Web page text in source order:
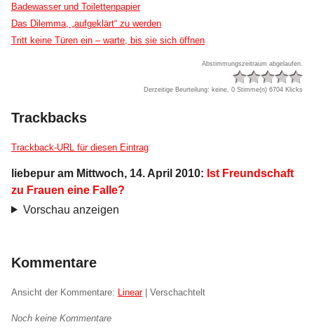
Badewasser und Toilettenpapier
Das Dilemma, „aufgeklärt“ zu werden
Tritt keine Türen ein – warte, bis sie sich öffnen
Abstimmungszeitraum abgelaufen.
Derzeitige Beurteilung: keine, 0 Stimme(n) 6704 Klicks
Trackbacks
Trackback-URL für diesen Eintrag
liebepur am Mittwoch, 14. April 2010: Ist Freundschaft
zu Frauen eine Falle?
Vorschau anzeigen
Kommentare
Ansicht der Kommentare: Linear| Verschachtelt
Noch keine Kommentare